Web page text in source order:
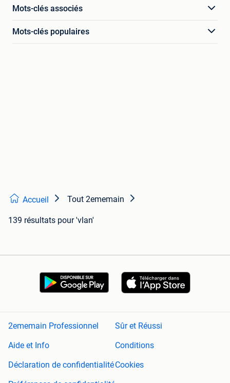
Mots-clés associés
Mots-clés populaires
Accueil Tout 2ememain
139 résultats pour 'vlan'
2ememain Professionnel
Sûr et Réussi
Aide et Info
Conditions
Déclaration de confidentialitéCookies